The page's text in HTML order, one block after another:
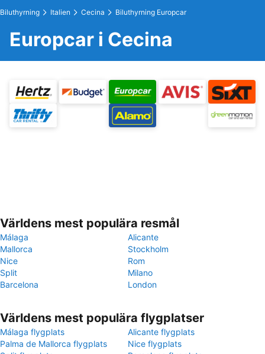
Biluthyrning Italien Cecina Biluthyrning Europcar
Europcar i Cecina
Världens mest populära resmål
Málaga
Alicante
Mallorca
Stockholm
Nice
Rom
Split
Milano
Barcelona
London
Världens mest populära flygplatser
Málaga flygplats
Alicante flygplats
Palma de Mallorca flygplats
Nice flygplats